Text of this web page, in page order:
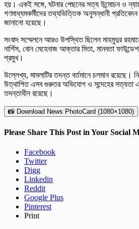
হয়। একই সঙ্গে, ঘটনার পেছনের সত্য উন্মোচন ও
গণমাধ্যমকর্মীদের তথ্যভিত্তিক অনুসন্ধানী
জানানো হয়েছে।
সংবাদ সম্মেলনে আরও উপস্থিত ছিলেন মাহমুদুর
নার্গিস, বোন মেহেনাজ আক্তার মিতা, মানবতা
প্রমুখ।
উল্লেখ্য, মামলাটির তদন্ত বর্তমানে চলমান রয়েছে।
উত্থাপিত এসব গুরুতর অভিযোগ ও সন্দেহের সত্যতা
তদন্তাধীন রয়েছে।
📸 Download News PhotoCard (1080×1080)
Please Share This Post in Your Social
Facebook
Twitter
Digg
Linkedin
Reddit
Google Plus
Pinterest
Print